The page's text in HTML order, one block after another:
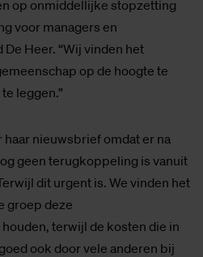
op onmiddellijke stopzetting
voor managers en
Heer. “Wij vinden het
op de hoogte te
leggen.”
nieuwsbrief omdat er na
geen terugkoppeling is vanuit
dit urgent is. We vinden het
groep deze
terwijl de kosten die in
ook door vele anderen bij